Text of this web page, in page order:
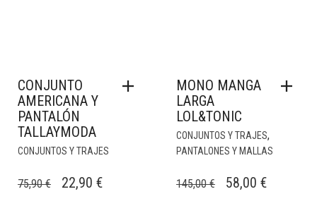
CONJUNTO
AMERICANA Y
PANTALÓN
TALLAYMODA
CONJUNTOS Y TRAJES
75,90€
EL
22,90 €EL
MONO MANGA
LARGA
LOL&TONIC
CONJUNTOS Y TRAJES,
PANTALONES Y MALLAS
145,00€
EL
58,00 €EL